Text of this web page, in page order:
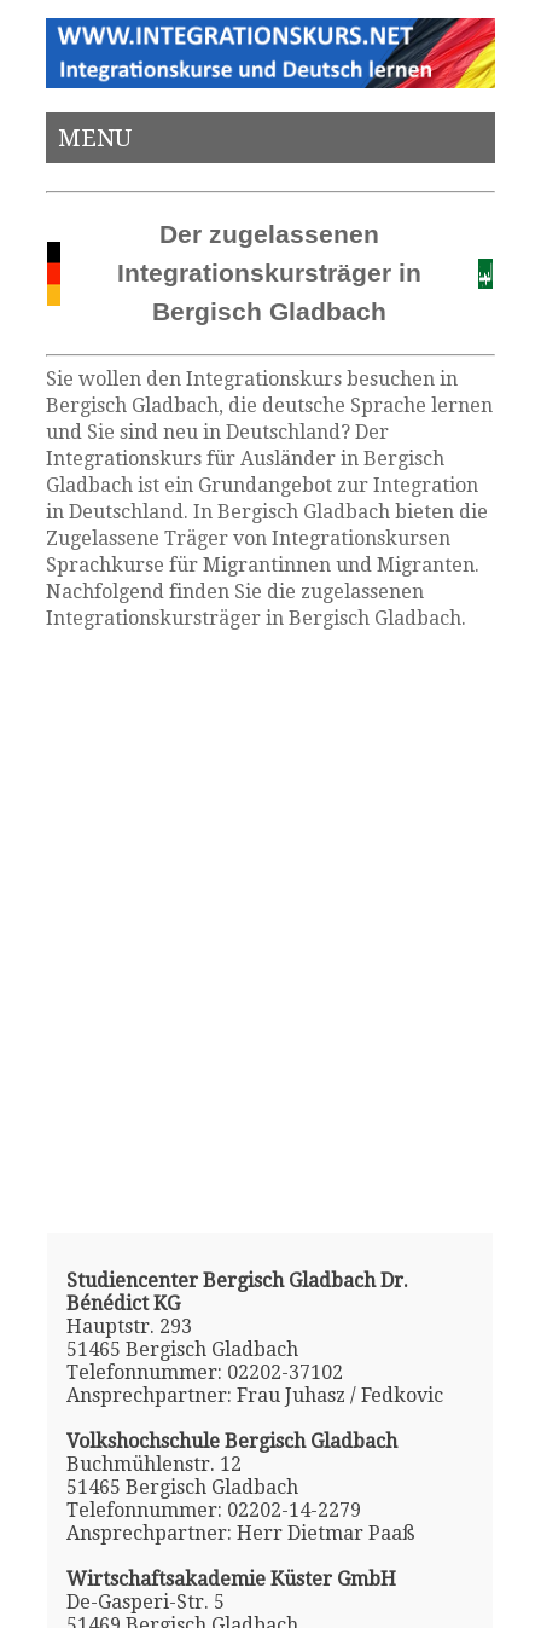
MENU
Der zugelassenen
Integrationskursträger in
Bergisch Gladbach
Sie wollen den Integrationskurs besuchen in
Bergisch Gladbach, die deutsche Sprache lernen
und Sie sind neu in Deutschland? Der
Integrationskurs für Ausländer in Bergisch
Gladbach ist ein Grundangebot zur Integration
in Deutschland. In Bergisch Gladbach bieten die
Zugelassene Träger von Integrationskursen
Sprachkurse für Migrantinnen und Migranten.
Nachfolgend finden Sie die zugelassenen
Integrationskursträger in Bergisch Gladbach.
Studiencenter Bergisch Gladbach Dr.
Bénédict KG
Hauptstr. 293
51465 Bergisch Gladbach
Telefonnummer: 02202-37102
Ansprechpartner: Frau Juhasz / Fedkovic
Volkshochschule Bergisch Gladbach
Buchmühlenstr. 12
51465 Bergisch Gladbach
Telefonnummer: 02202-14-2279
Ansprechpartner: Herr Dietmar Paaß
Wirtschaftsakademie Küster GmbH
De-Gasperi-Str. 5